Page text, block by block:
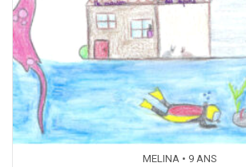
MELINA • 9 ANS